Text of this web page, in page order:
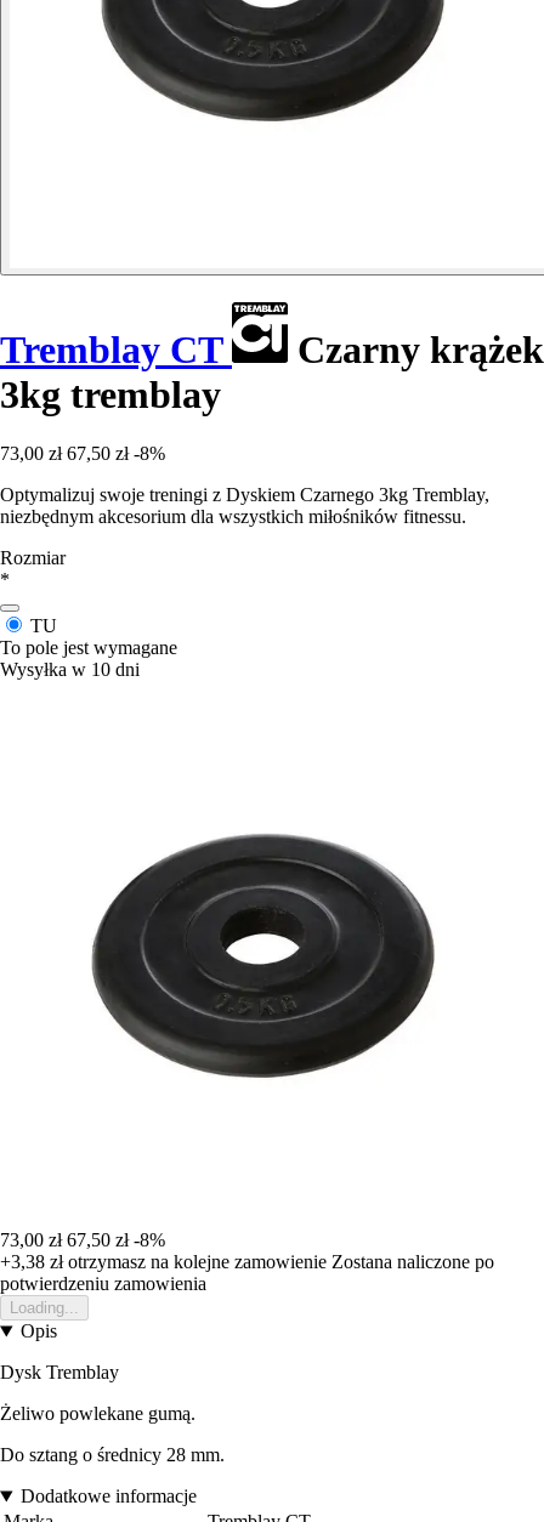
Tremblay CT
Czarny krążek
3kg tremblay
73,00 zł 67,50 zł -8%
Optymalizuj swoje treningi z Dyskiem Czarnego 3kg Tremblay,
niezbędnym akcesorium dla wszystkich miłośników fitnessu.
Rozmiar
*
TU
To pole jest wymagane
Wysyłka w 10 dni
73,00 zł 67,50 zł -8%
+3,38 złotrzymasz na kolejne zamowienie Zostana naliczone po
potwierdzeniu zamowienia
Loading...
Opis
Dysk Tremblay
Żeliwo powlekane gumą.
Do sztang o średnicy 28 mm.
Dodatkowe informacje